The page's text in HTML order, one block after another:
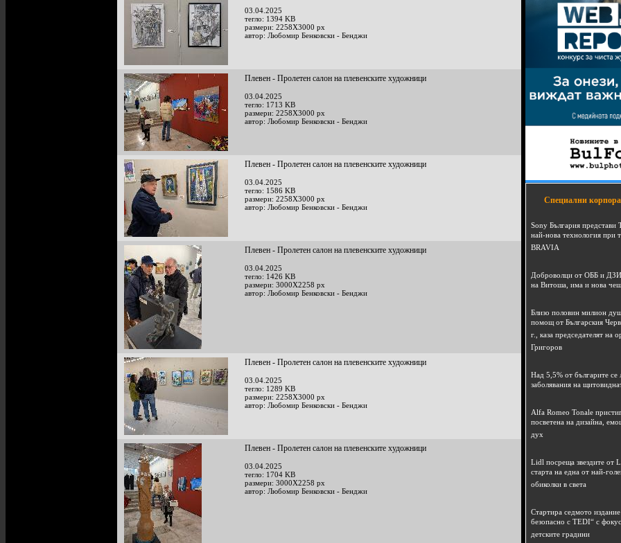
03.04.2025
тегло: 1394 KB
размери: 2258X3000 px
автор: Любомир Бенковски - Бенджи
Плевен - Пролетен салон на плевенските художници
03.04.2025
тегло: 1713 KB
размери: 2258X3000 px
автор: Любомир Бенковски - Бенджи
Плевен - Пролетен салон на плевенските художници
03.04.2025
тегло: 1586 KB
размери: 2258X3000 px
автор: Любомир Бенковски - Бенджи
Плевен - Пролетен салон на плевенските художници
03.04.2025
тегло: 1426 KB
размери: 3000X2258 px
автор: Любомир Бенковски - Бенджи
Плевен - Пролетен салон на плевенските художници
03.04.2025
тегло: 1289 KB
размери: 2258X3000 px
автор: Любомир Бенковски - Бенджи
Плевен - Пролетен салон на плевенските художници
03.04.2025
тегло: 1704 KB
размери: 3000X2258 px
автор: Любомир Бенковски - Бенджи
Специални
Sony България представи
най-нова технология при
BRAVIA
Доброволци от ОББ и ДЗИ
на Витоша, има и нова
Близо половин милион
помощ от Българския
г., каза председателят на
Григоров
Над 5,5% от българите се
заболявания на
Alfa Romeo Tonale
посветена на дизайна,
дух
Lidl посреща звездите от
старта на една от най-
обиколки в света
Стартира седмото
безопасно с TEDI“ с
детските градини